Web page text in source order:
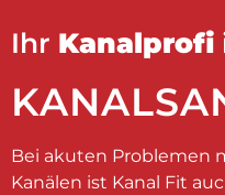
Ihr Kanalprofi
Bei akuten Problemen
Kanälen ist Kanal Fit